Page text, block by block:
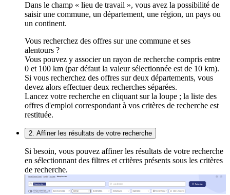
Dans le champ « lieu de travail », vous avez la possibilité de
saisir une commune, un département, une région, un pays ou
un continent.
Vous recherchez des offres sur une commune et ses
alentours ?
Vous pouvez y associer un rayon de recherche compris entre
0 et 100 km (par défaut la valeur sélectionnée est de 10 km).
Si vous recherchez des offres sur deux départements, vous
devez alors effectuer deux recherches séparées.
Lancez votre recherche en cliquant sur la loupe ; la liste des
offres d'emploi correspondant à vos critères de recherche est
restituée.
2. Affiner les résultats de votre recherche
Si besoin, vous pouvez affiner les résultats de votre recherche
en sélectionnant des filtres et critères présents sous les critères
de recherche.